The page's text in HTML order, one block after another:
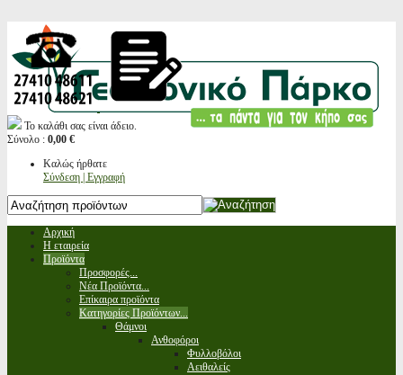
Το καλάθι σας είναι άδειο.
Σύνολο : 0,00 €
Καλώς ήρθατε
Σύνδεση | Εγγραφή
Αρχική
Η εταιρεία
Προϊόντα
Προσφορές...
Νέα Προϊόντα...
Επίκαιρα προϊόντα
Κατηγορίες Προϊόντων...
Θάμνοι
Ανθοφόροι
Φυλλοβόλοι
Αειθαλείς